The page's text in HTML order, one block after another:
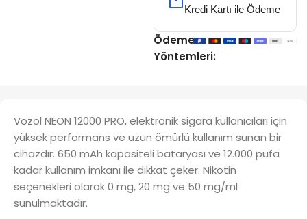
Kredi Kartı ile Ödeme
Ödeme
Yöntemleri:
Vozol NEON 12000 PRO, elektronik sigara kullanıcıları için
yüksek performans ve uzun ömürlü kullanım sunan bir
cihazdır. 650 mAh kapasiteli bataryası ve 12.000 pufa
kadar kullanım imkanı ile dikkat çeker. Nikotin
seçenekleri olarak 0 mg, 20 mg ve 50 mg/ml
sunulmaktadır.